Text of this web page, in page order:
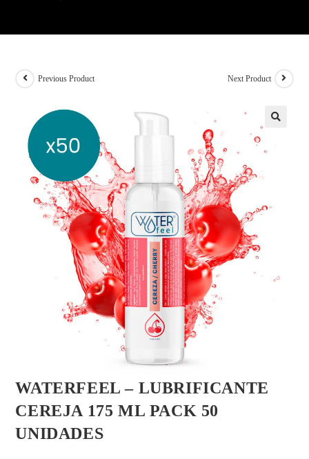
Previous Product Next Product
WATERFEEL – LUBRIFICANTE
CEREJA 175 ML PACK 50
UNIDADES